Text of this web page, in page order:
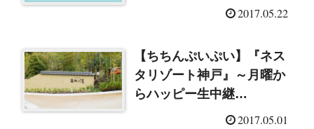
2017.05.22
【ちちんぷいぷい】『ネス
タリゾート神戸』～月曜か
らハッピー生中継
2017.05.01